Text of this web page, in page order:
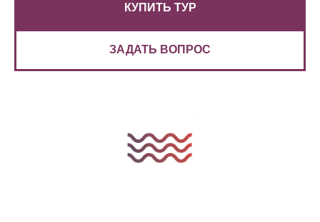
КУПИТЬ ТУР
ЗАДАТЬ ВОПРОС